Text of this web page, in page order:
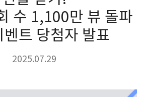
수 1,100만 뷰 돌파
벤트 당첨자 발표
2025.07.29